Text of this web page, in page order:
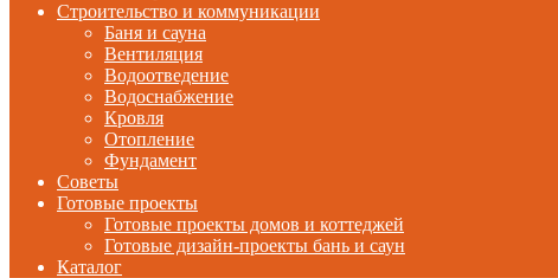
Строительство и коммуникации
Баня и сауна
Вентиляция
Водоотведение
Водоснабжение
Кровля
Отопление
Фундамент
Советы
Готовые проекты
Готовые проекты домов и коттеджей
Готовые дизайн-проекты бань и саун
Каталог